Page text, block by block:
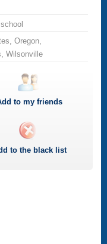
Oregon,
Wilsonville
to my friends
to the black list